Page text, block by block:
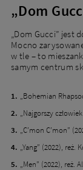
„Dom
„Dom Gucci” jest
Mocno
w tle – to
samym centrum
„Bohemian
„Najgorszy
„C’mon C’mon”
„Yang” (2022), reż.
„Men” (2022), reż.